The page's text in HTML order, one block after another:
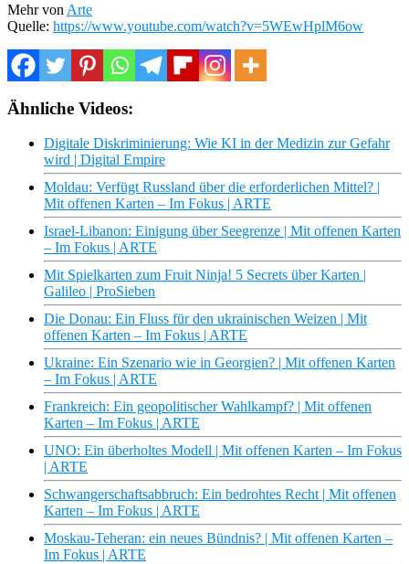
Mehr von Arte
Quelle: https://www.youtube.com/watch?v=5WEwHplM6ow
Ähnliche Videos:
Digitale Diskriminierung: Wie KI in der Medizin zur Gefahr
wird | Digital Empire
Moldau: Verfügt Russland über die erforderlichen Mittel? |
Mit offenen Karten – Im Fokus | ARTE
Israel-Libanon: Einigung über Seegrenze | Mit offenen Karten
– Im Fokus | ARTE
Mit Spielkarten zum Fruit Ninja! 5 Secrets über Karten |
Galileo | ProSieben
Die Donau: Ein Fluss für den ukrainischen Weizen | Mit
offenen Karten – Im Fokus | ARTE
Ukraine: Ein Szenario wie in Georgien? | Mit offenen Karten
– Im Fokus | ARTE
Frankreich: Ein geopolitischer Wahlkampf? | Mit offenen
Karten – Im Fokus | ARTE
UNO: Ein überholtes Modell | Mit offenen Karten – Im Fokus
| ARTE
Schwangerschaftsabbruch: Ein bedrohtes Recht | Mit offenen
Karten – Im Fokus | ARTE
Moskau-Teheran: ein neues Bündnis? | Mit offenen Karten –
Im Fokus | ARTE